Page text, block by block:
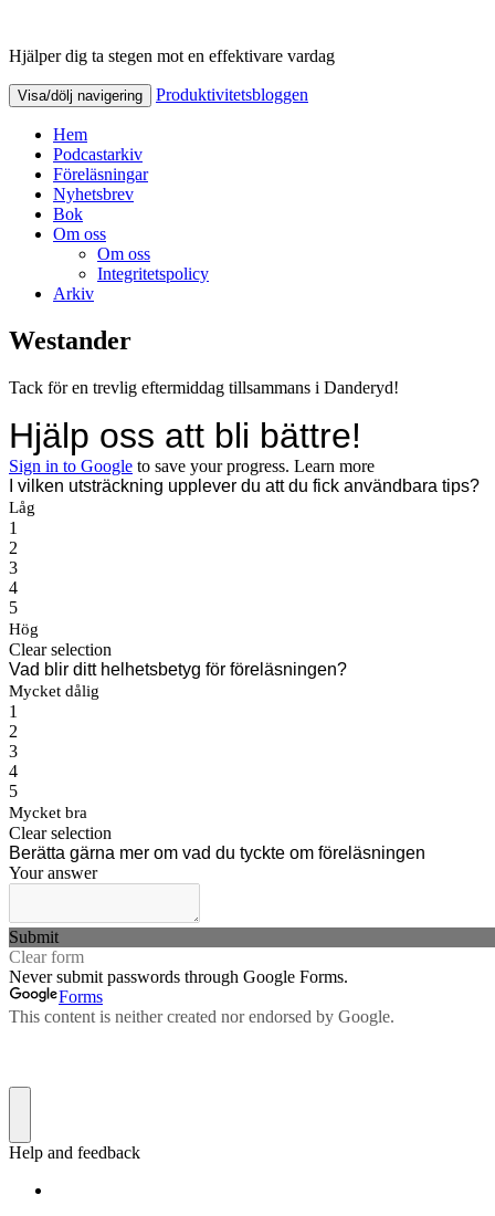
Produktivitetsbloggen
Hjälper dig ta stegen mot en effektivare vardag
Visa/dölj navigering Produktivitetsbloggen
Hem
Podcastarkiv
Föreläsningar
Nyhetsbrev
Bok
Om oss
Om oss
Integritetspolicy
Arkiv
Westander
Tack för en trevlig eftermiddag tillsammans i Danderyd!